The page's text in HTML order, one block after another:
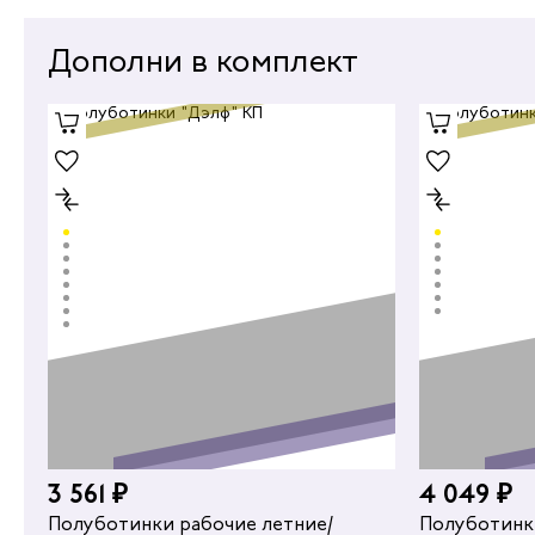
Дополни в комплект
3 561 ₽
Полуботинки рабочие летние/
4 049 ₽
2 379 ₽